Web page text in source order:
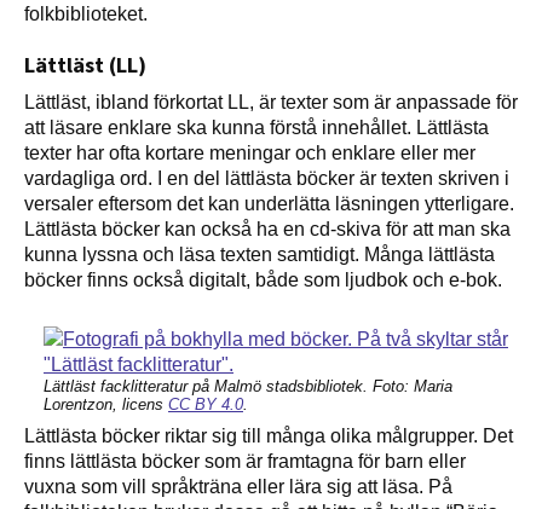
folkbiblioteket.
Lättläst (LL)
Lättläst, ibland förkortat LL, är texter som är anpassade för
att läsare enklare ska kunna förstå innehållet. Lättlästa
texter har ofta kortare meningar och enklare eller mer
vardagliga ord. I en del lättlästa böcker är texten skriven i
versaler eftersom det kan underlätta läsningen ytterligare.
Lättlästa böcker kan också ha en cd-skiva för att man ska
kunna lyssna och läsa texten samtidigt. Många lättlästa
böcker finns också digitalt, både som ljudbok och e-bok.
Lättläst facklitteratur på Malmö stadsbibliotek. Foto: Maria
Lorentzon, licens CC BY 4.0.
Lättlästa böcker riktar sig till många olika målgrupper. Det
finns lättlästa böcker som är framtagna för barn eller
vuxna som vill språkträna eller lära sig att läsa. På